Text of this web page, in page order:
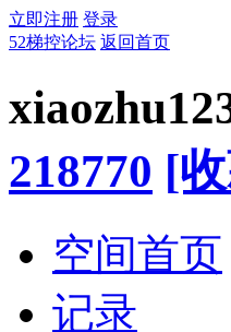
立即注册 登录
52梯控论坛 返回首页
218770 [
空间首页
记录